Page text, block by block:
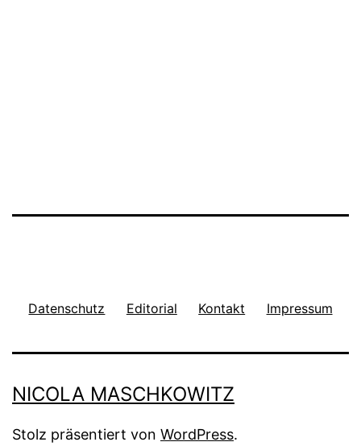
Datenschutz Editorial Kontakt Impressum
NICOLA MASCHKOWITZ
Stolz präsentiert von WordPress.